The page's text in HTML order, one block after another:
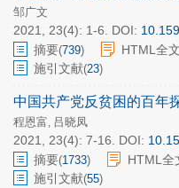
邹广文
2021, 23(4): 1-6. DOI:
摘要(739) HTML全文
施引文献(23)
中国共产党反贫困的百
程恩富, 吕晓凤
2021, 23(4): 7-16. DOI:
摘要(1733) HTML全
施引文献(55)